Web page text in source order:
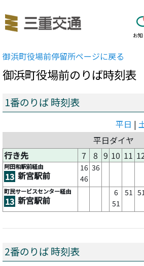
お
御浜町役場前停留所ページに戻る
御浜町役場前のりば時刻表
1番のりば 時刻表
平日 |
平日ダイヤ
行き先
7 8 9 10 11
阿田和駅前経由
13 新宮駅前
16
46
36
町民サービスセンター経由
13 新宮駅前
6
51
51 51
2番のりば 時刻表